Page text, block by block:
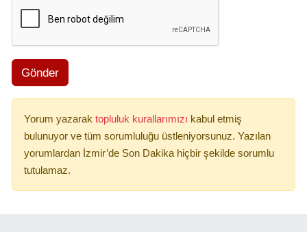
Gönder
Yorum yazarak topluluk kurallarımızı kabul etmiş
bulunuyor ve tüm sorumluluğu üstleniyorsunuz. Yazılan
yorumlardan İzmir’de Son Dakika hiçbir şekilde sorumlu
tutulamaz.